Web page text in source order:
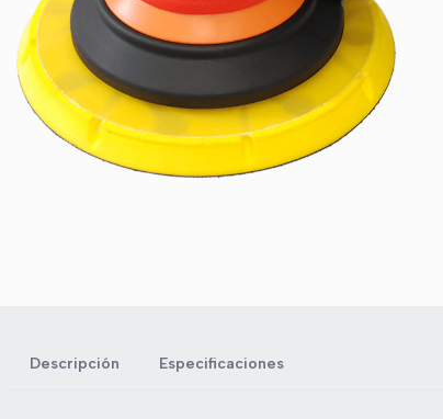
Descripción Especificaciones